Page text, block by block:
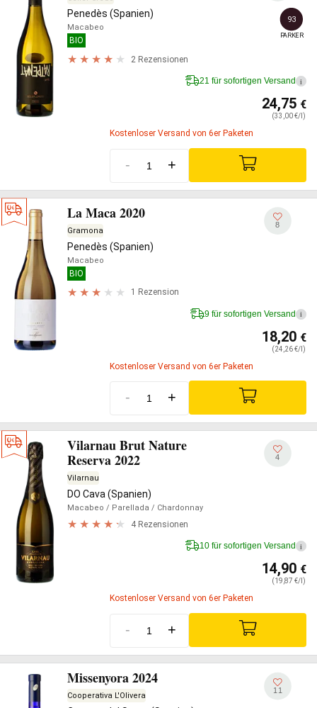
Penedès (Spanien)
Macabeo
BIO
2 Rezensionen
93
PARKER
21 für sofortigen Versand i
24,75 €
(33,00 €/l)
Kostenloser Versand von 6er Paketen
- +
La Maca 2020
Gramona
Penedès (Spanien)
Macabeo
BIO
1 Rezension
8
9 für sofortigen Versand i
18,20 €
(24,26 €/l)
Kostenloser Versand von 6er Paketen
- +
Vilarnau Brut Nature
Reserva 2022
Vilarnau
DO Cava (Spanien)
Macabeo / Parellada / Chardonnay
4 Rezensionen
4
10 für sofortigen Versand i
14,90 €
(19,87 €/l)
Kostenloser Versand von 6er Paketen
- +
Missenyora 2024
Cooperativa L'Olivera
11